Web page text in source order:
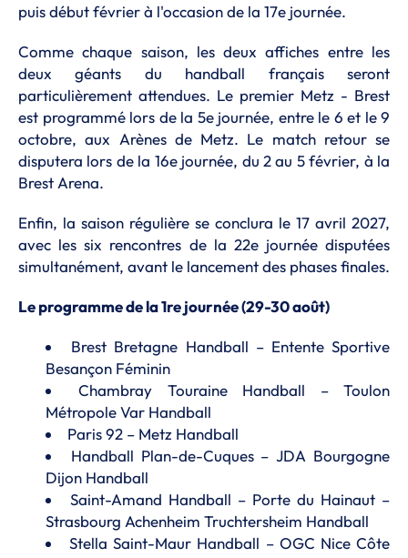
puis début février à l'occasion de la 17e journée.
Comme chaque saison, les deux affiches entre les
deux géants du handball français seront
particulièrement attendues. Le premier Metz - Brest
est programmé lors de la 5e journée, entre le 6 et le 9
octobre, aux Arènes de Metz. Le match retour se
disputera lors de la 16e journée, du 2 au 5 février, à la
Brest Arena.
Enfin, la saison régulière se conclura le 17 avril 2027,
avec les six rencontres de la 22e journée disputées
simultanément, avant le lancement des phases finales.
Le programme de la 1re journée (29-30 août)
Brest Bretagne Handball – Entente Sportive
Besançon Féminin
Chambray Touraine Handball – Toulon
Métropole Var Handball
Paris 92 – Metz Handball
Handball Plan-de-Cuques – JDA Bourgogne
Dijon Handball
Saint-Amand Handball – Porte du Hainaut –
Strasbourg Achenheim Truchtersheim Handball
Stella Saint-Maur Handball – OGC Nice Côte